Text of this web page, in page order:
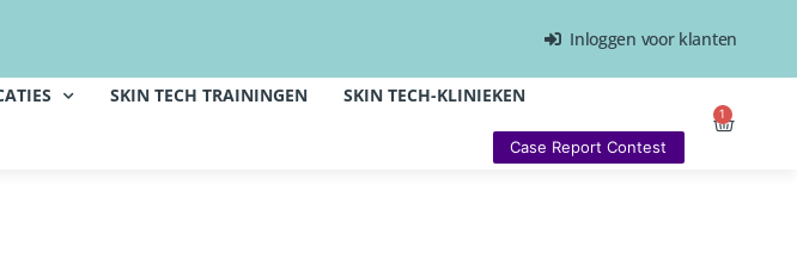
Inloggen voor klanten
SKIN TECH TRAININGEN
SKIN TECH-KLINIEKEN
Case Report Contest
1